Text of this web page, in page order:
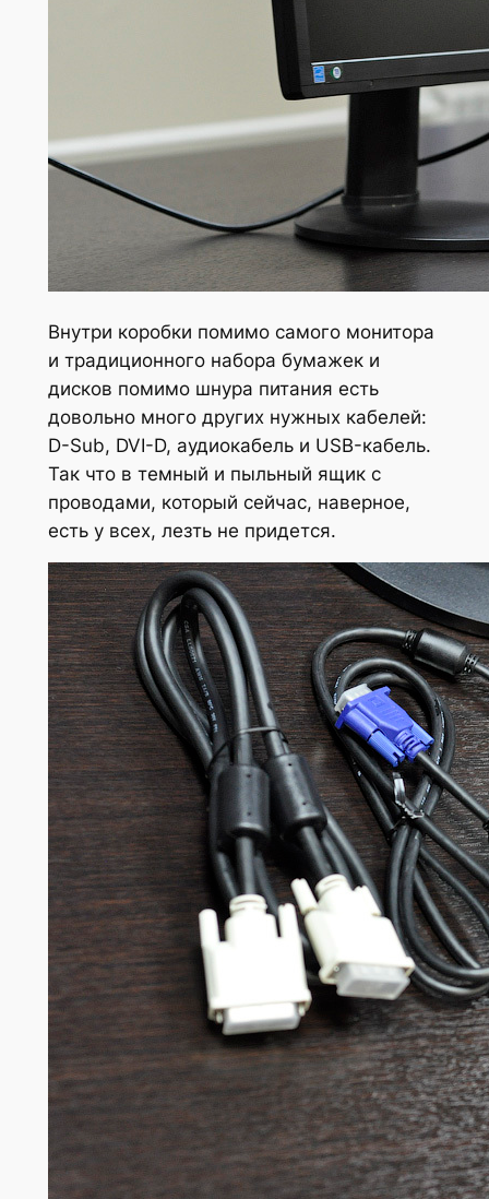
Внутри коробки помимо самого монитора
и традиционного набора бумажек и
дисков помимо шнура питания есть
довольно много других нужных кабелей:
D-Sub, DVI-D, аудиокабель и USB-кабель.
Так что в темный и пыльный ящик с
проводами, который сейчас, наверное,
есть у всех, лезть не придется.